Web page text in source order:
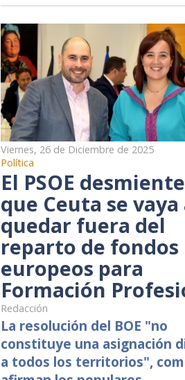
Viernes, 26 de Diciembre de 2025
Política
El PSOE desmiente
que Ceuta se vaya
quedar fuera del
reparto de fondos
europeos para
Formación
Redacción
La resolución del BOE "no
constituye una asignación
a todos los territorios",